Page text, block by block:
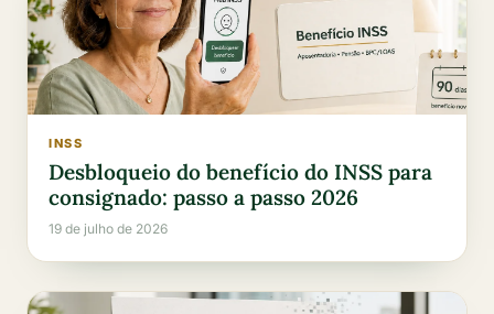
INSS
Desbloqueio do benefício do INSS para
consignado: passo a passo 2026
19 de julho de 2026